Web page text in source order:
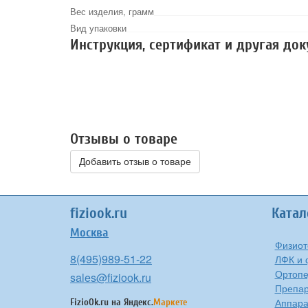
Вес изделия, грамм
Вид упаковки
Инструкция, сертификат и другая
Отзывы о товаре
Добавить отзыв о товаре
fiziook.ru
Москва
8(495)989-51-22
sales@fiziook.ru
FizioOk.ru на Яндекс.Маркете
ЛФК и